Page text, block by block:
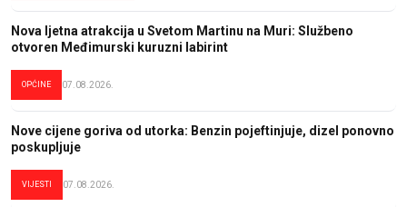
Nova ljetna atrakcija u Svetom Martinu na Muri: Službeno
otvoren Međimurski kuruzni labirint
OPĆINE 07.08.2026.
Nove cijene goriva od utorka: Benzin pojeftinjuje, dizel ponovno
poskupljuje
VIJESTI 07.08.2026.